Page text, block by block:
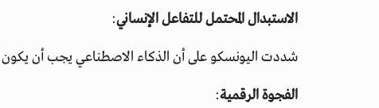
الاستبدال المحتمل للتفاعل الإنساني:
شددت اليونسكو على أن الذكاء الاصطناعي يجب أن يكون
الفجوة الرقمية: